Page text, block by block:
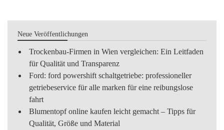
Neue Veröffentlichungen
Trockenbau-Firmen in Wien vergleichen: Ein Leitfaden
für Qualität und Transparenz
Ford: ford powershift schaltgetriebe: professioneller
getriebeservice für alle marken für eine reibungslose
fahrt
Blumentopf online kaufen leicht gemacht – Tipps für
Qualität, Größe und Material